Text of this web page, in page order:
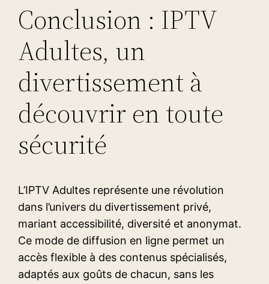
Conclusion : IPTV
Adultes, un
divertissement à
découvrir en toute
sécurité
L’IPTV Adultes représente une révolution
dans l’univers du divertissement privé,
mariant accessibilité, diversité et anonymat.
Ce mode de diffusion en ligne permet un
accès flexible à des contenus spécialisés,
adaptés aux goûts de chacun, sans les